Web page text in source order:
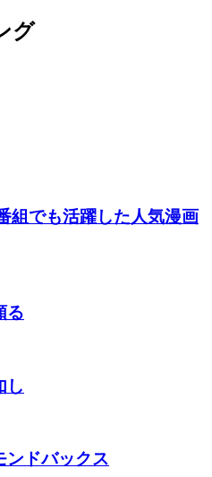
グ
組でも活躍した人気漫画
る
し
ンドバックス